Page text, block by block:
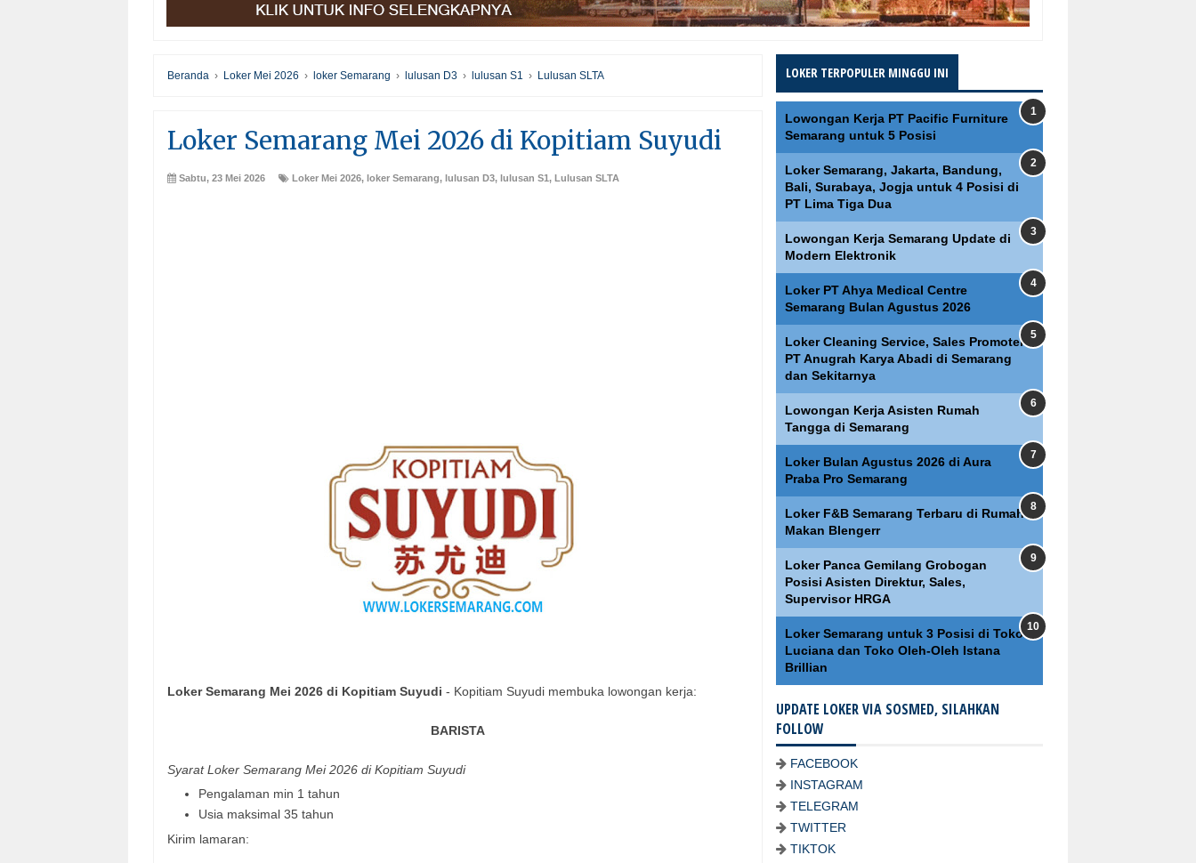
Beranda › Loker Mei 2026 › loker Semarang › lulusan D3 › lulusan S1 › Lulusan SLTA
Loker Semarang Mei 2026 di Kopitiam Suyudi
Sabtu, 23 Mei 2026 Loker Mei 2026, loker Semarang, lulusan D3, lulusan S1, Lulusan SLTA
Loker Semarang Mei 2026 di Kopitiam Suyudi - Kopitiam Suyudi membuka lowongan kerja:
BARISTA
Syarat Loker Semarang Mei 2026 di Kopitiam Suyudi
Pengalaman min 1 tahun
Usia maksimal 35 tahun
Kirim lamaran:
LOKER TERPOPULER MINGGU INI
Lowongan Kerja PT Pacific Furniture
Semarang untuk 5 Posisi
Loker Semarang, Jakarta, Bandung,
Bali, Surabaya, Jogja untuk 4 Posisi di
PT Lima Tiga Dua
Lowongan Kerja Semarang Update di
Modern Elektronik
Loker PT Ahya Medical Centre
Semarang Bulan Agustus 2026
Loker Cleaning Service, Sales Promoter
PT Anugrah Karya Abadi di Semarang
dan Sekitarnya
Lowongan Kerja Asisten Rumah
Tangga di Semarang
Loker Bulan Agustus 2026 di Aura
Praba Pro Semarang
Loker F&B Semarang Terbaru di Rumah
Makan Blengerr
Loker Panca Gemilang Grobogan
Posisi Asisten Direktur, Sales,
Supervisor HRGA
Loker Semarang untuk 3 Posisi di Toko
Luciana dan Toko Oleh-Oleh Istana
Brillian
UPDATE LOKER VIA SOSMED, SILAHKAN
FOLLOW
FACEBOOK
INSTAGRAM
TELEGRAM
TWITTER
TIKTOK